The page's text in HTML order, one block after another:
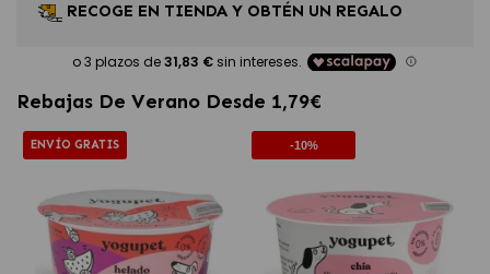
RECOGE EN TIENDA Y OBTÉN UN REGALO
Rebajas De Verano Desde 1,79€
ENVÍO GRATIS -10%